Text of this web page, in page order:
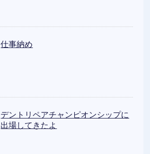
仕事納め
デントリペアチャンピオンシップに
出場してきたよ